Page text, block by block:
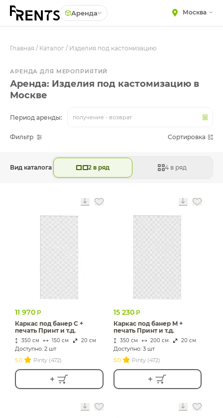
Аренда Москва
МЕБЕЛЬ
ТЕКСТИЛЬ
КРУПНОГАБАРИТНЫЙ
ДЛЯ ФЛОРИСТИКИ
ОСВЕЩЕНИЕ
ТЕХНИЧЕСКОЕ
Столы
Подушки для стульев
Фуршетная мебель
Барная мебель
Главная / Каталог / Изделия под кастомизацию
АРЕНДА ДЛЯ МЕРОПРИЯТИЙ
Аренда: Изделия под кастомизацию в
Москве
Период аренды: получение - возврат
Фильтр Сортировка
Вид каталога 2 в ряд 4 в ряд
11 970 Р
Каркас под банер С +
печать Принт и т.д.
350 см 150 см 20 см
Доступно: 2 шт
5.0
Pinty (472)
15 230 Р
Каркас под банер M +
печать Принт и т.д.
350 см 200 см 20 см
Доступно: 3 шт
5.0
Pinty (472)